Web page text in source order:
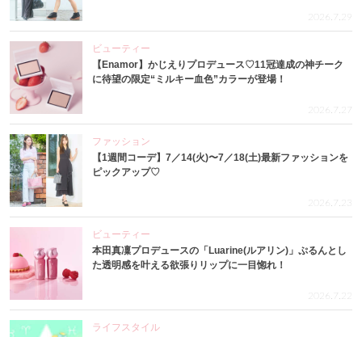
2026.7.29
ビューティー
【Enamor】かじえりプロデュース♡11冠達成の神チーク
に待望の限定“ミルキー血色”カラーが登場！
2026.7.27
ファッション
【1週間コーデ】7／14(火)〜7／18(土)最新ファッションを
ピックアップ♡
2026.7.23
ビューティー
本田真凜プロデュースの「Luarine(ルアリン)」ぷるんとし
た透明感を叶える欲張りリップに一目惚れ！
2026.7.22
ライフスタイル